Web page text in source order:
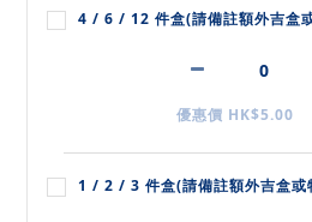
4 / 6 / 12 件盒(請備註額外吉盒
優惠價 HK$5.00
1 / 2 / 3 件盒(請備註額外吉盒或